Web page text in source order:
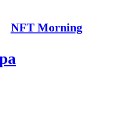
NFT Morning